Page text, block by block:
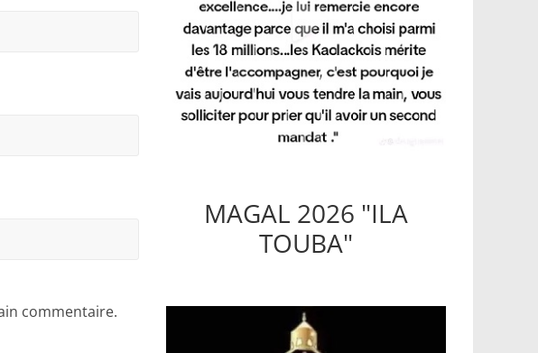
commentaire.
MAGAL 2026 "ILA
TOUBA"